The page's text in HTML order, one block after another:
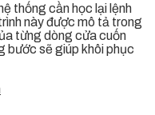
thống cần học lại lệnh
này được mô tả trong
từng dòng cửa cuốn
bước sẽ giúp khôi phục